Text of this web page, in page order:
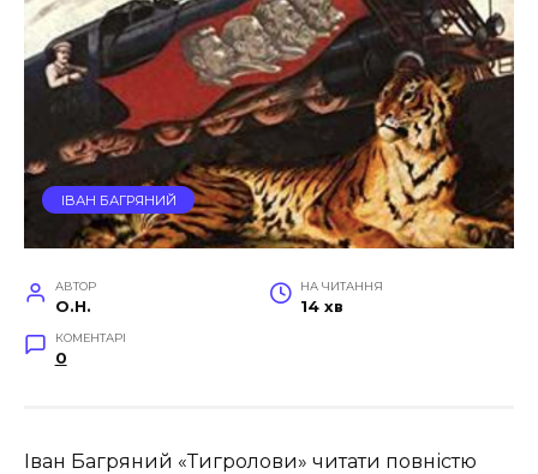
ІВАН БАГРЯНИЙ
АВТОР
O.H.
НА ЧИТАННЯ
14 хв
КОМЕНТАРІ
0
Іван Багряний «Тигролови» читати повністю